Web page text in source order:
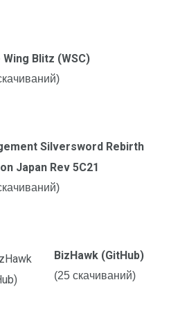
Wing Blitz (WSC)
Silversword Rebirth
Japan Rev 5C21
BizHawk (GitHub)
(25 скачиваний)